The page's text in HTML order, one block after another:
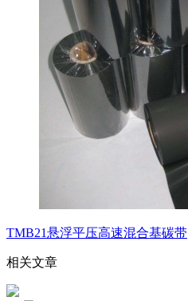
TMB21悬浮平压高速混合基碳带
相关文章